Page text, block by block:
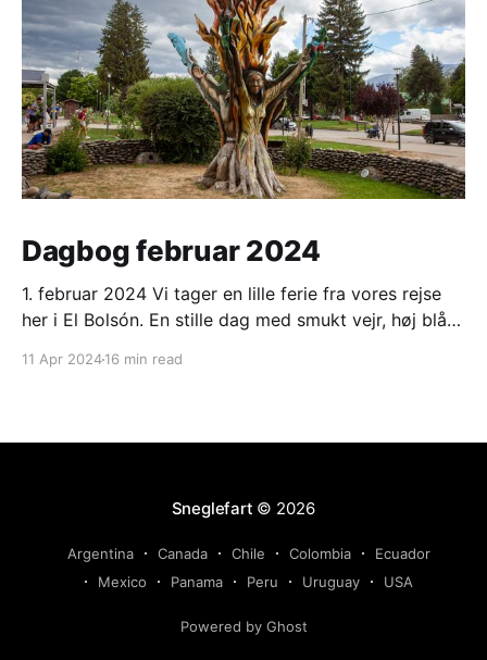
Dagbog februar 2024
1. februar 2024 Vi tager en lille ferie fra vores rejse
her i El Bolsón. En stille dag med smukt vejr, høj blå
om morgenen. 2. februar 2024 Ligesom i går. Ranveg
11 Apr 202416 min read
Sneglefart © 2026
Argentina Canada Chile Colombia
Ecuador
Mexico
Panama Peru Uruguay USA
Powered by Ghost